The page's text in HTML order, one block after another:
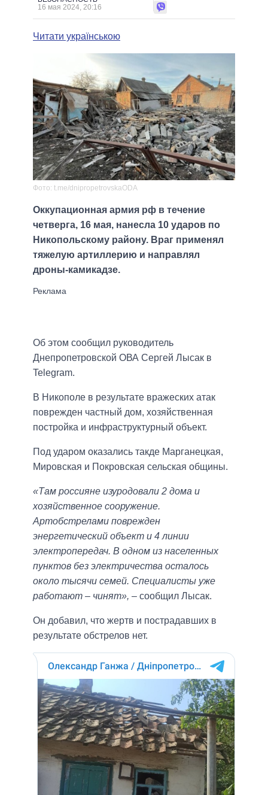
16 мая 2024, 20:16
Читати українською
Фото: t.me/dnipropetrovskaODA
Оккупационная армия рф в течение
четверга, 16 мая, нанесла 10 ударов по
Никопольскому району. Враг применял
тяжелую артиллерию и направлял
дроны-камикадзе.
Об этом сообщил руководитель
Днепропетровской ОВА Сергей Лысак в
Telegram.
В Никополе в результате вражеских атак
поврежден частный дом, хозяйственная
постройка и инфраструктурный объект.
Под ударом оказались такде Марганецкая,
Мировская и Покровская сельская общины.
«Там россияне изуродовали 2 дома и
хозяйственное сооружение.
Артобстрелами поврежден
энергетический объект и 4 линии
электропередач. В одном из населенных
пунктов без электричества осталось
около тысячи семей. Специалисты уже
работают – чинят», – сообщил Лысак.
Он добавил, что жертв и пострадавших в
результате обстрелов нет.